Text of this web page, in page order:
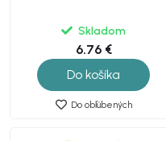
Skladom
6.76 €
Do košíka
Do obľúbených